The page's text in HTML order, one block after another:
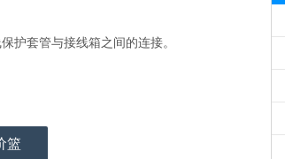
。
护套管与接线箱之间的连接。
篮